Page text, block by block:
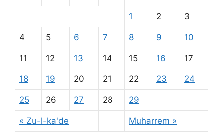
« Zu-l-ka'de Muharrem »
1 2 3
4 5 6 7 8 9 10
11 12 13 14 15 16 17
18 19 20 21 22 23 24
25 26 27 28 29